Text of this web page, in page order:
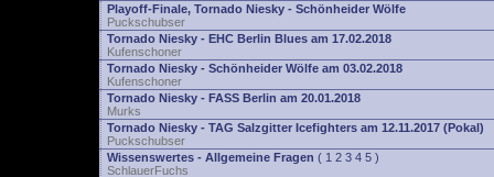
Playoff-Finale, Tornado Niesky - Schönheider Wölfe
Puckschubser
Tornado Niesky - EHC Berlin Blues am 17.02.2018
Kufenschoner
Tornado Niesky - Schönheider Wölfe am 03.02.2018
Kufenschoner
Tornado Niesky - FASS Berlin am 20.01.2018
Murks
Tornado Niesky - TAG Salzgitter Icefighters am 12.11.2017 (Pokal)
Puckschubser
Wissenswertes - Allgemeine Fragen ( 1 2 3 4 5 )
SchlauerFuchs